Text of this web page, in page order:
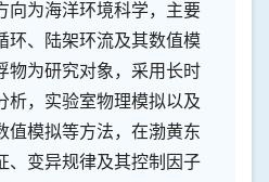
为海洋环境科学，主要
环、陆架环流及其数值模
物为研究对象，采用长时
析，实验室物理模拟以及
值模拟等方法，在渤黄东
、变异规律及其控制因子